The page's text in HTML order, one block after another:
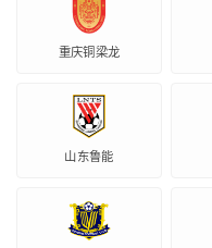
重庆铜梁龙
山东鲁能